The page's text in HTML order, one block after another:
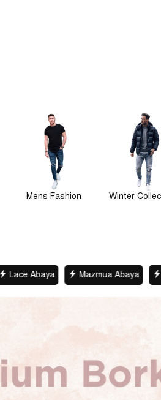
Winter Collection Couple
Mazmua Abaya Imarah